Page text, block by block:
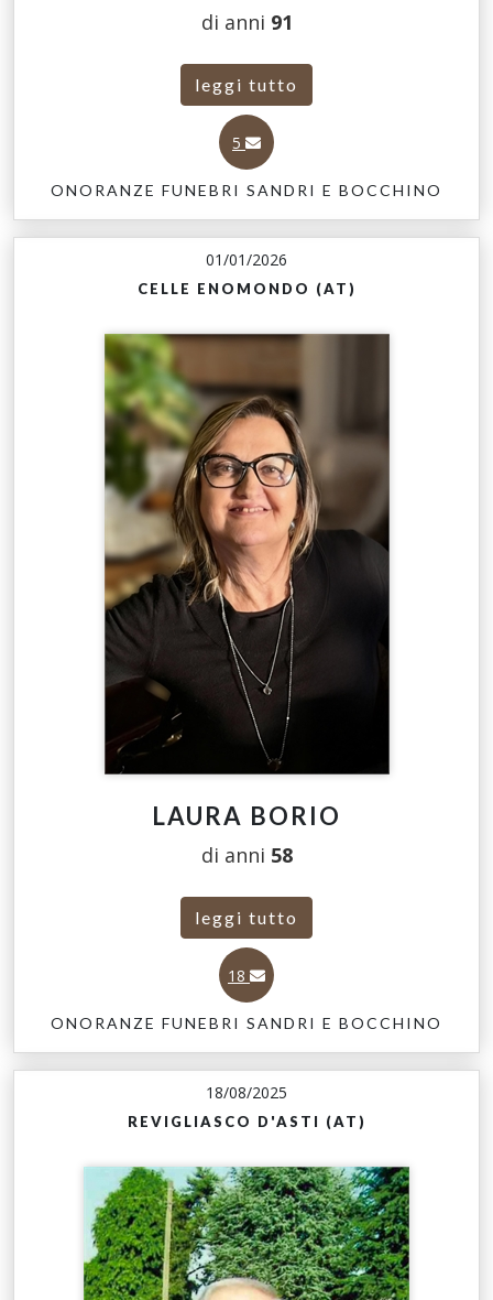
di anni 91
leggi tutto
5
ONORANZE FUNEBRI SANDRI E BOCCHINO
01/01/2026
CELLE ENOMONDO (AT)
LAURA BORIO
di anni 58
leggi tutto
18
ONORANZE FUNEBRI SANDRI E BOCCHINO
18/08/2025
REVIGLIASCO D'ASTI (AT)